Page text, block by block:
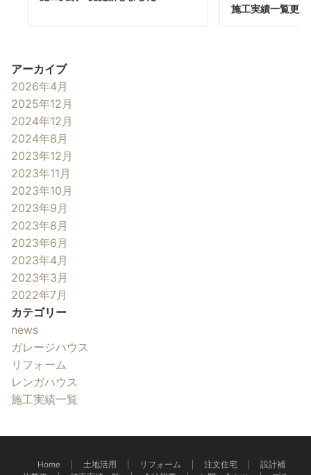
施工実績一覧更
アーカイブ
2026年4月
2025年12月
2024年12月
2024年8月
2023年12月
2023年11月
2023年10月
2023年9月
2023年8月
2023年6月
2023年4月
2023年3月
2022年7月
カテゴリー
news
ガレージハウス
リフォーム
レンガハウス
施工実績一覧
Home 土地活用 リフォーム 注文住宅
設計補